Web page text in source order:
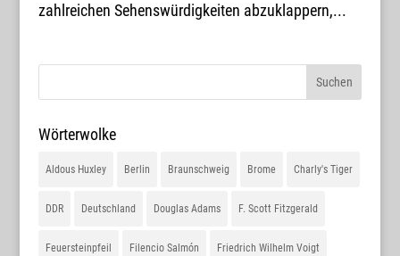
zahlreichen Sehenswürdigkeiten abzuklappern,...
Wörterwolke
Aldous Huxley Berlin Braunschweig Brome Charly's Tiger
DDR Deutschland Douglas Adams F. Scott Fitzgerald
Feuersteinpfeil Filencio Salmón Friedrich Wilhelm Voigt